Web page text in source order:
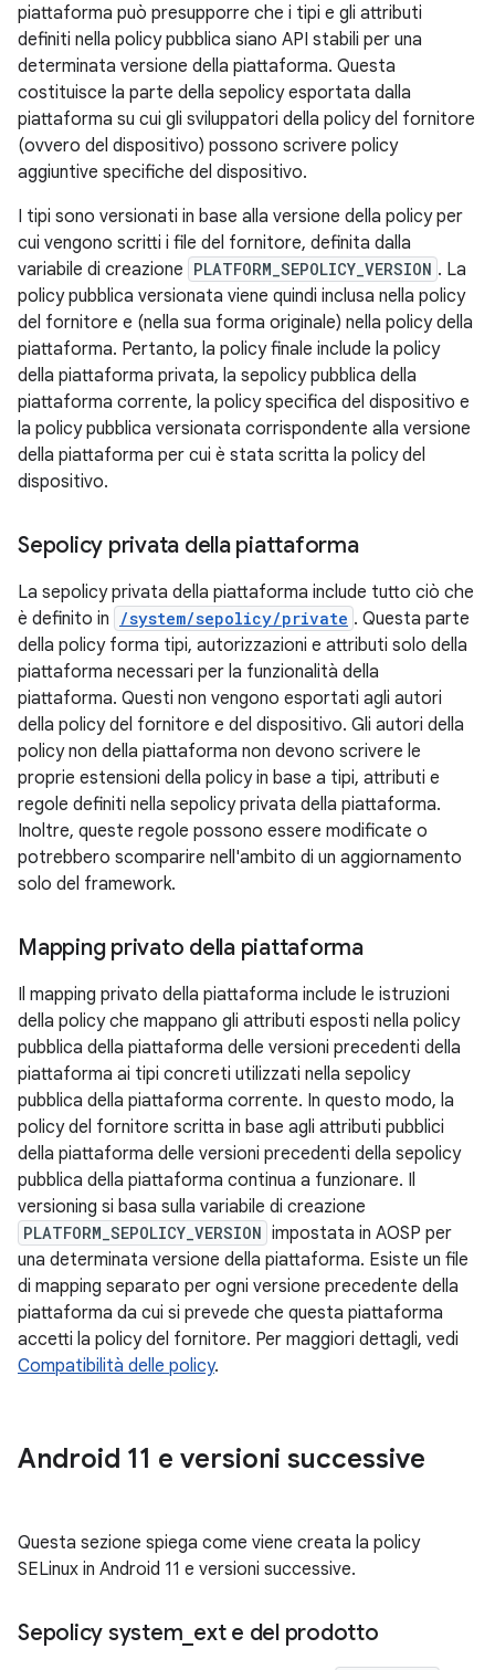
piattaforma può presupporre che i tipi e gli attributi
definiti nella policy pubblica siano API stabili per una
determinata versione della piattaforma. Questa
costituisce la parte della sepolicy esportata dalla
piattaforma su cui gli sviluppatori della policy del fornitore
(ovvero del dispositivo) possono scrivere policy
aggiuntive specifiche del dispositivo.
I tipi sono versionati in base alla versione della policy per
cui vengono scritti i file del fornitore, definita dalla
variabile di creazione PLATFORM_SEPOLICY_VERSION . La
policy pubblica versionata viene quindi inclusa nella policy
del fornitore e (nella sua forma originale) nella policy della
piattaforma. Pertanto, la policy finale include la policy
della piattaforma privata, la sepolicy pubblica della
piattaforma corrente, la policy specifica del dispositivo e
la policy pubblica versionata corrispondente alla versione
della piattaforma per cui è stata scritta la policy del
dispositivo.
Sepolicy privata della piattaforma
La sepolicy privata della piattaforma include tutto ciò che
è definito in
/system/sepolicy/private . Questa parte
della policy forma tipi, autorizzazioni e attributi solo della
piattaforma necessari per la funzionalità della
piattaforma. Questi non vengono esportati agli autori
della policy del fornitore e del dispositivo. Gli autori della
policy non della piattaforma non devono scrivere le
proprie estensioni della policy in base a tipi, attributi e
regole definiti nella sepolicy privata della piattaforma.
Inoltre, queste regole possono essere modificate o
potrebbero scomparire nell'ambito di un aggiornamento
solo del framework.
Mapping privato della piattaforma
Il mapping privato della piattaforma include le istruzioni
della policy che mappano gli attributi esposti nella policy
pubblica della piattaforma delle versioni precedenti della
piattaforma ai tipi concreti utilizzati nella sepolicy
pubblica della piattaforma corrente. In questo modo, la
policy del fornitore scritta in base agli attributi pubblici
della piattaforma delle versioni precedenti della sepolicy
pubblica della piattaforma continua a funzionare. Il
versioning si basa sulla variabile di creazione
PLATFORM_SEPOLICY_VERSION impostata in AOSP per
una determinata versione della piattaforma. Esiste un file
di mapping separato per ogni versione precedente della
piattaforma da cui si prevede che questa piattaforma
accetti la policy del fornitore. Per maggiori dettagli, vedi
Compatibilità delle policy.
Android 11 e versioni successive
Questa sezione spiega come viene creata la policy
SELinux in Android 11 e versioni successive.
Sepolicy system ext e del prodotto